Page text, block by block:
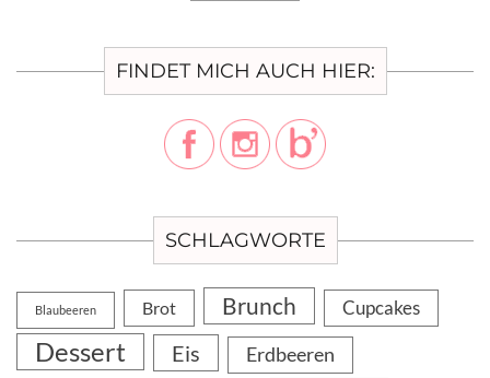
FINDET MICH AUCH HIER:
SCHLAGWORTE
Blaubeeren Brot Brunch Cupcakes
Dessert Eis Erdbeeren